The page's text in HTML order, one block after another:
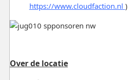
https://www.cloudfaction.nl )
Over de locatie